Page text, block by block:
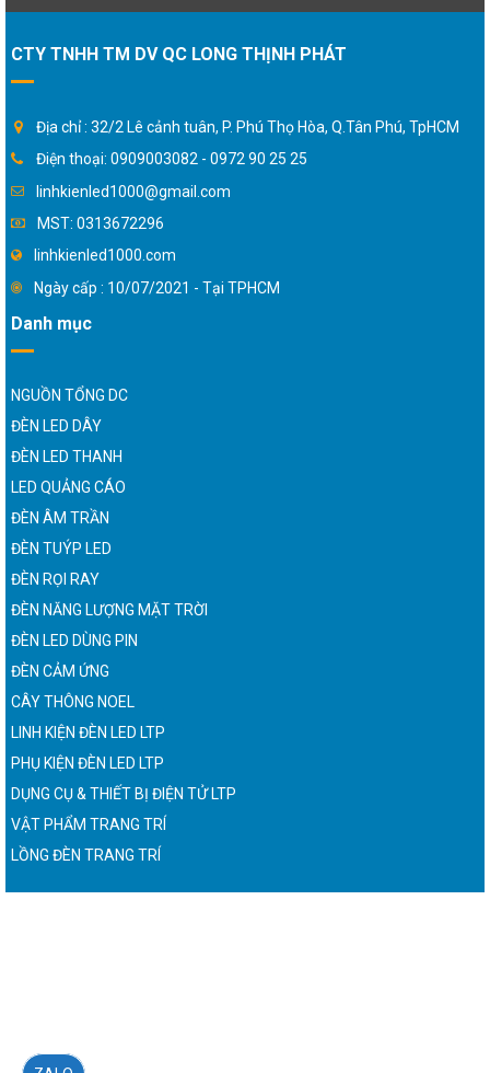
CTY TNHH TM DV QC LONG THỊNH PHÁT
Địa chỉ : 32/2 Lê cảnh tuân, P. Phú Thọ Hòa, Q.Tân Phú, TpHCM
Điện thoại: 0909003082 - 0972 90 25 25
linhkienled1000@gmail.com
MST: 0313672296
linhkienled1000.com
Ngày cấp : 10/07/2021 - Tại TPHCM
Danh mục
NGUỒN TỔNG DC
ĐÈN LED DÂY
ĐÈN LED THANH
LED QUẢNG CÁO
ĐÈN ÂM TRẦN
ĐÈN TUÝP LED
ĐÈN RỌI RAY
ĐÈN NĂNG LƯỢNG MẶT TRỜI
ĐÈN LED DÙNG PIN
ĐÈN CẢM ỨNG
CÂY THÔNG NOEL
LINH KIỆN ĐÈN LED LTP
PHỤ KIỆN ĐÈN LED LTP
DỤNG CỤ & THIẾT BỊ ĐIỆN TỬ LTP
VẬT PHẨM TRANG TRÍ
LỒNG ĐÈN TRANG TRÍ